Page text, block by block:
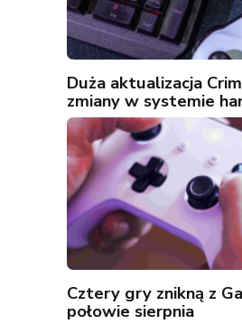
Duża aktualizacja
zmiany w systemie
Cztery gry znikną z
połowie sierpnia